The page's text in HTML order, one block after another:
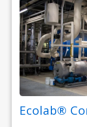
Ecolab®